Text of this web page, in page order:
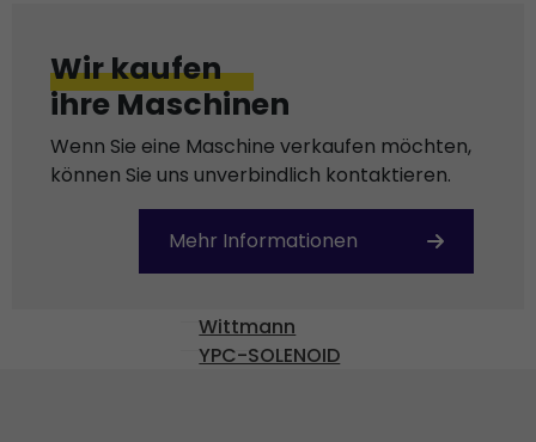
SICK
SIEMENS
SMB
STÄUBLI
TEMP AG
VICKERS
VOGEL
Wittmann
YPC-SOLENOID
Wir kaufen
ihre Maschinen
Wenn Sie eine Maschine verkaufen möchten,
können Sie uns unverbindlich kontaktieren.
Mehr Informationen